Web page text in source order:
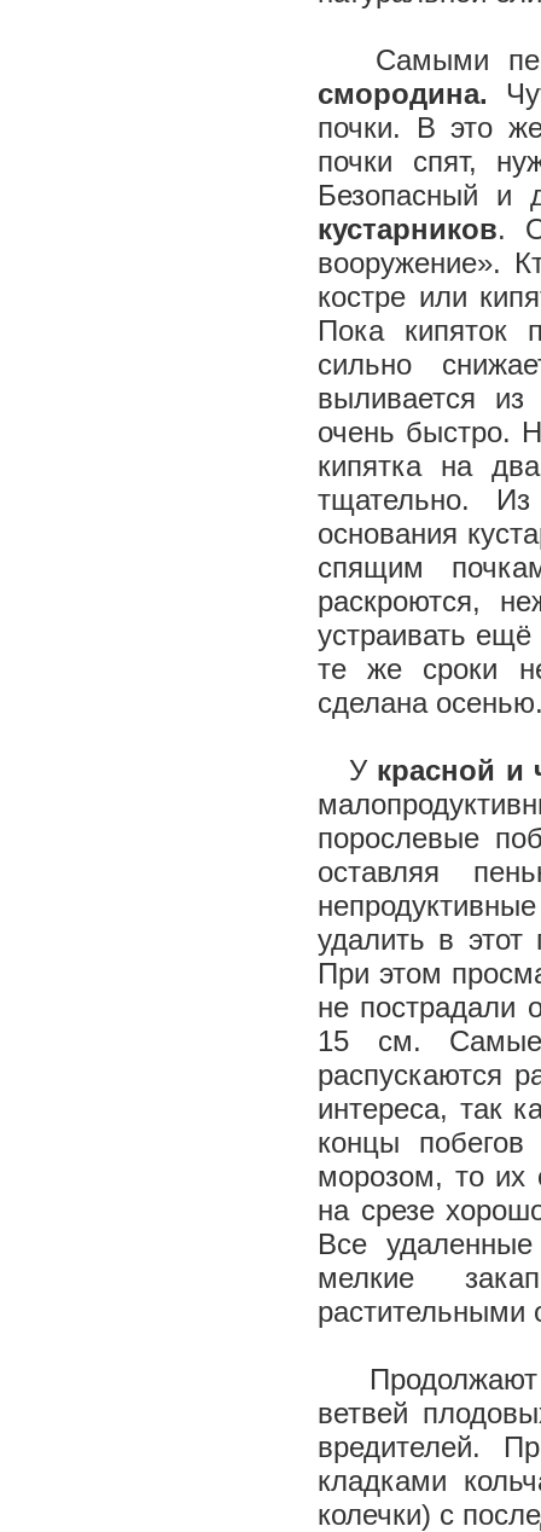
Самыми
смородина.
почки. В это
почки спят,
Безопасный и
кустарников.
вооружение».
костре или
Пока кипяток
сильно
выливается
очень быстро.
кипятка на
тщательно.
основания
спящим
раскроются,
устраивать ещё
те же сроки
сделана
У красной и
порослевые
оставляя
удалить в
При этом
не пострадали
15 см. Самые
распускаются
интереса, так
концы
морозом, то их
на срезе
Все
мелкие
растительными
Продолжают
ветвей
вредителей.
кладками
колечки)